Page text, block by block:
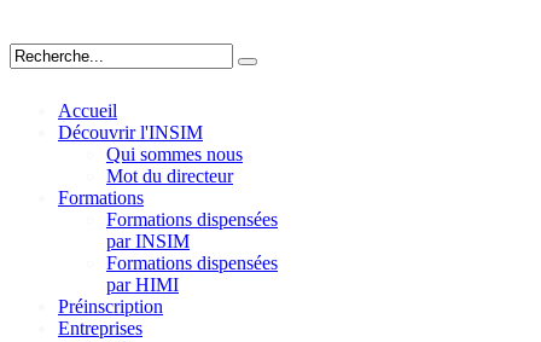
Accueil
Découvrir l'INSIM
Qui sommes nous
Mot du directeur
Formations
Formations dispensées
par INSIM
Formations dispensées
par HIMI
Préinscription
Entreprises